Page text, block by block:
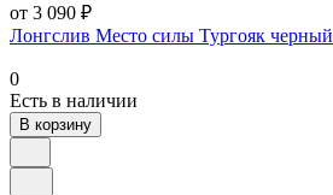
от 3 090 ₽
Лонгслив Место силы Тургояк черный
0
Есть в наличии
В корзину